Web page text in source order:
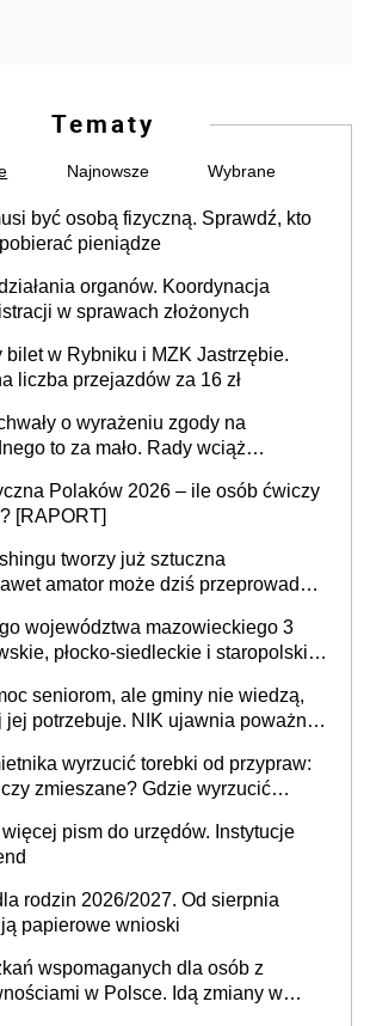
Tematy
Najnowsze Wybrane
być osobą fizyczną. Sprawdź, kto
pieniądze
organów. Koordynacja
w sprawach złożonych
bilet w Rybniku i MZK Jastrzębie.
liczba przejazdów za 16 zł
o wyrażeniu zgody na
to za mało. Rady wciąż
Polaków 2026 – ile osób ćwiczy
[RAPORT]
tworzy już sztuczna
amator może dziś przeprowadzić
województwa mazowieckiego 3
płocko-siedleckie i staropolskie.
seniorom, ale gminy nie wiedzą,
jej potrzebuje. NIK ujawnia poważną
wyrzucić torebki od przypraw:
zmieszane? Gdzie wyrzucić
pism do urzędów. Instytucje
rodzin 2026/2027. Od sierpnia
papierowe wnioski
wspomaganych dla osób z
w Polsce. Idą zmiany w